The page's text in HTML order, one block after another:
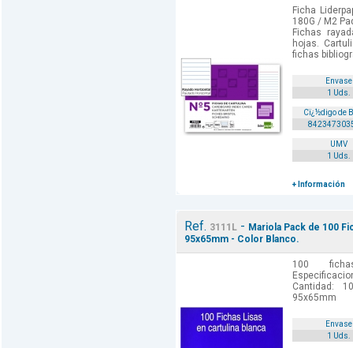
Ficha
180G / M2
Fichas
hojas.
fichas
Envase
1 Uds.
Cï¿½digo de
UMV
1 Uds.
+ Información
Ref. 3111L- Mariola Pack de 100
95x65mm - Color Blanco.
100
Cantidad:
95x65mm
Envase
1 Uds.